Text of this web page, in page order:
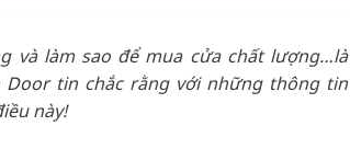
và làm sao để mua cửa chất lượng…là
Doortin chắc rằng với những thông tin
này!